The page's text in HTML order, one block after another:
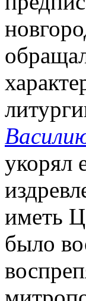
укорял
иметь
было